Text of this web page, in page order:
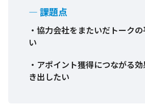
― 課題点
・協力会社をまたいだトーク
い
・アポイント獲得につながる
き出したい